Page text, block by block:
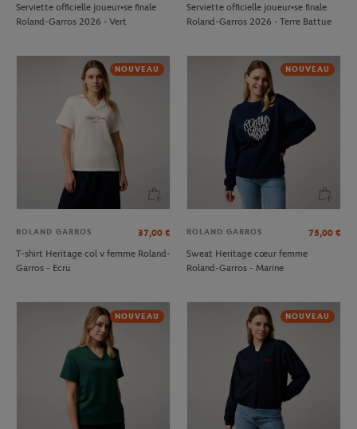
Serviette officielle joueur•se finale
Roland-Garros 2026 - Vert
Serviette officielle joueur•se finale
Roland-Garros 2026 - Terre Battue
NOUVEAU
ROLAND GARROS 37,00 €
T-shirt Heritage col v femme Roland-
Garros - Ecru
NOUVEAU
ROLAND GARROS 75,00 €
Sweat Heritage cœur femme
Roland-Garros - Marine
NOUVEAU NOUVEAU